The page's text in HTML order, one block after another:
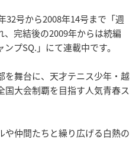
32号から2008年14号まで「週
完結後の2009年からは続編
プSQ.」にて連載中です。
を舞台に、天才テニス少年・越
大会制覇を目指す人気青春ス
や仲間たちと繰り広げる白熱の